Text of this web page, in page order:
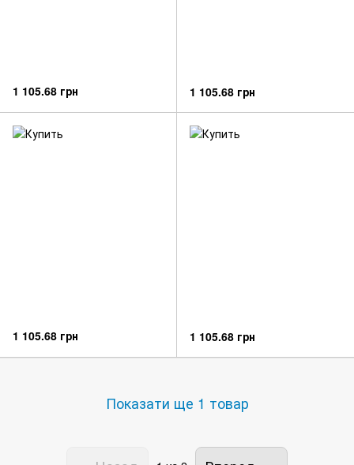
1 105.68 грн 1 105.68 грн
1 105.68 грн 1 105.68 грн
Показати ще 1 товар